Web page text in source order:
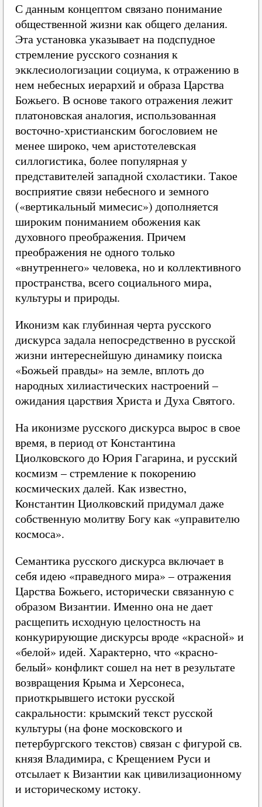
С данным концептом связано понимание
общественной жизни как общего делания.
Эта установка указывает на подспудное
стремление русского сознания к
экклесиологизации социума, к отражению в
нем небесных иерархий и образа Царства
Божьего. В основе такого отражения лежит
платоновская аналогия, использованная
восточно-христианским богословием не
менее широко, чем аристотелевская
силлогистика, более популярная у
представителей западной схоластики. Такое
восприятие связи небесного и земного
(«вертикальный мимесис») дополняется
широким пониманием обожения как
духовного преображения. Причем
преображения не одного только
«внутреннего» человека, но и коллективного
пространства, всего социального мира,
культуры и природы.
Иконизм как глубинная черта русского
дискурса задала непосредственно в русской
жизни интереснейшую динамику поиска
«Божьей правды» на земле, вплоть до
народных хилиастических настроений –
ожидания царствия Христа и Духа Святого.
На иконизме русского дискурса вырос в свое
время, в период от Константина
Циолковского до Юрия Гагарина, и русский
космизм – стремление к покорению
космических далей. Как известно,
Константин Циолковский придумал даже
собственную молитву Богу как «управителю
космоса».
Семантика русского дискурса включает в
себя идею «праведного мира» – отражения
Царства Божьего, исторически связанную с
образом Византии. Именно она не дает
расщепить исходную целостность на
конкурирующие дискурсы вроде «красной» и
«белой» идей. Характерно, что «красно-
белый» конфликт сошел на нет в результате
возвращения Крыма и Херсонеса,
приоткрывшего истоки русской
сакральности: крымский текст русской
культуры (на фоне московского и
петербургского текстов) связан с фигурой св.
князя Владимира, с Крещением Руси и
отсылает к Византии как цивилизационному
и историческому истоку.